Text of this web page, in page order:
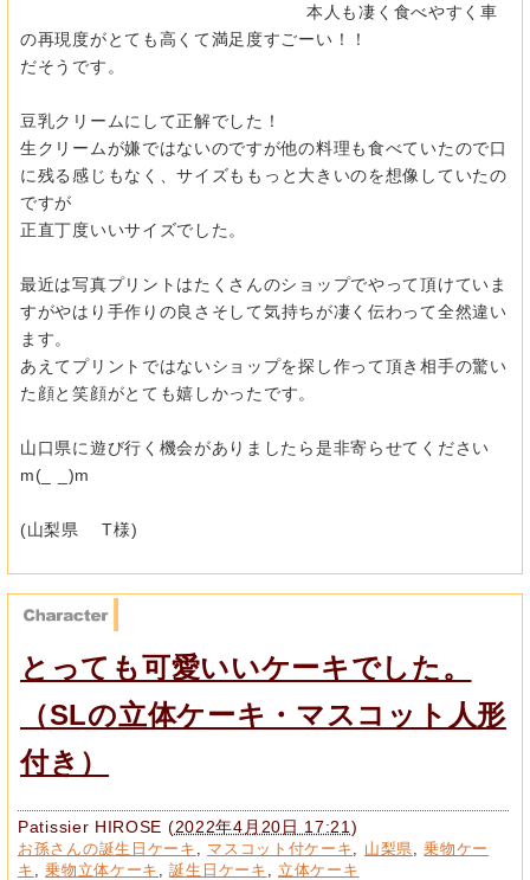
本人も凄く食べやすく車
の再現度がとても高くて満足度すごーい！
！
だそうです。
豆乳クリームにして正解でした！
生クリームが嫌ではないのですが他の料理も食べていたので口
に残る感じもなく、サイズももっと大きいのを想像していたの
ですが
正直丁度いいサイズでした。
最近は写真プリントはたくさんのショップでやって頂けていま
すがやはり手作りの良さそして気持ちが凄く伝わって全然違い
ます。
あえてプリントではないショップを探し作って頂き相手の驚い
た顔と笑顔がとても嬉しかったです。
山口県に遊び行く機会がありましたら是非寄らせてください
m(_ _)m
(山梨県 T様)
とっても可愛いいケーキでした。
（SLの立体ケーキ・マスコット人形
付き）
Patissier HIROSE (2022年4月20日 17:21 )
お孫さんの誕生日ケーキ マスコット付ケーキ 山梨県 ,乗物ケー
キ
,乗物立体ケーキ ,誕生日ケーキ 立体ケーキ